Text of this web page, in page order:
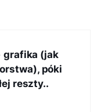
grafika (jak
póki
reszty..